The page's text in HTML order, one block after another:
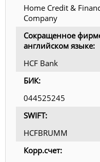
Home Credit &
Company
Сокращенное
английском языке:
HCF Bank
БИК:
044525245
SWIFT:
HCFBRUMM
Корр.счет: